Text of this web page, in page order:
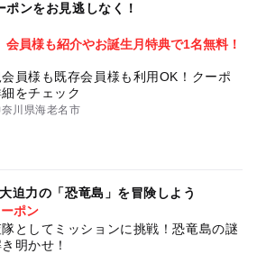
ンをお見逃しなく！
員様も紹介やお誕生月特典で1名無料！
員様も既存会員様も利用OK！クーポ
細をチェック
川県海老名市
迫力の「恐竜島」を冒険しよう
ポン
としてミッションに挑戦！恐竜島の謎
明かせ！